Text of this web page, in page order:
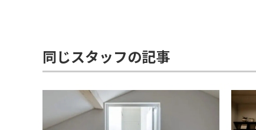
同じスタッフの記事